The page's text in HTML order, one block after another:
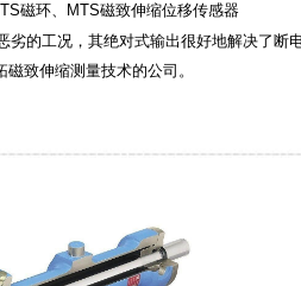
磁环、MTS磁致伸缩位移传感器
的工况，其绝对式输出很好地解决了断
致伸缩测量技术的公司。